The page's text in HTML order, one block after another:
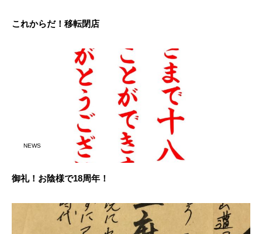
これからだ！移転閉店
NEWS
御礼！お陰様で18周年！